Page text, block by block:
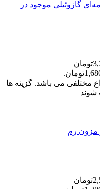
قیمت اصلی: 3,360,000تومان
مختلفی می باشد. گزینه ها
قیمت اصلی: 2,560,000تومان